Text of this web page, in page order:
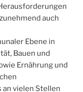
auch
Ebene in
Bauen und
Ernährung und
an vielen Stellen